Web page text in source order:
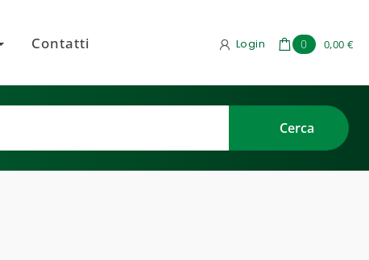
Contatti Login 0 0,00 €